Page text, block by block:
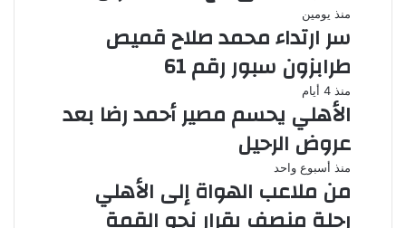
منذ يومين
سر ارتداء محمد صلاح قميص
طرابزون سبور رقم 61
منذ 4 أيام
الأهلي يحسم مصير أحمد رضا بعد
عروض الرحيل
منذ أسبوع واحد
من ملاعب الهواة إلى الأهلي